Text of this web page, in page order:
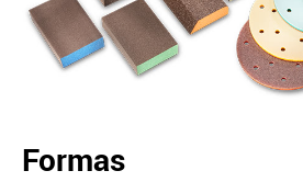
Formas